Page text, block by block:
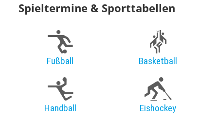
Spieltermine & Sporttabellen
Fußball Basketball
Handball Eishockey